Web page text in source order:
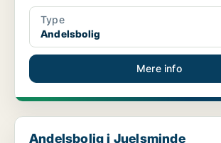
Type
Andelsbolig
Mere info
Andelsbolig i Juelsminde
Andelsbolig i Juelsminde